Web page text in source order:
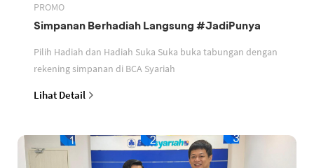
PROMO
Simpanan Berhadiah Langsung #JadiPunya
Pilih Hadiah dan Hadiah Suka Suka buka tabungan dengan
rekening simpanan di BCA Syariah
Lihat Detail